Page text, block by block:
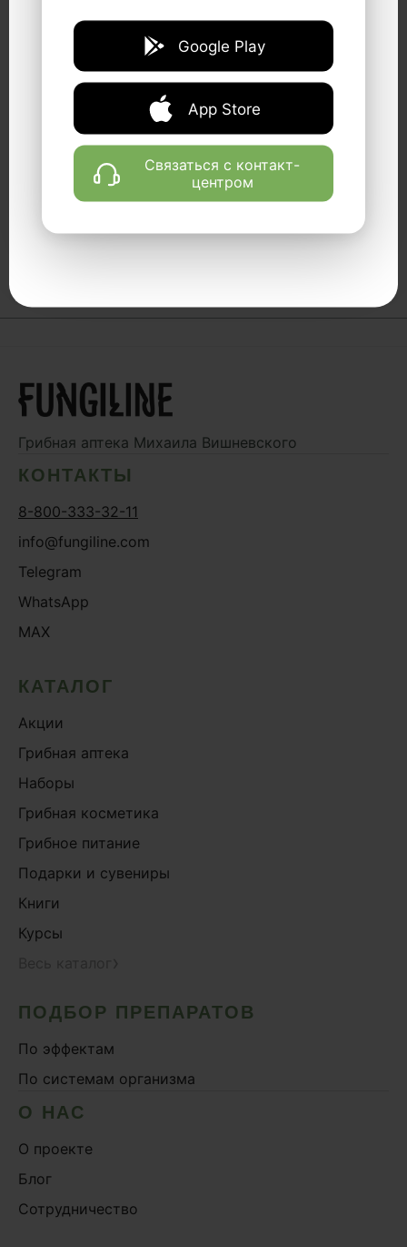
Google Play
App Store
Связаться с контакт-
центром
Евгений
Нужен размер XXL. У нас в стране еще не все
люди применяют Мухоморный Микродозинг с
целью снижения веса. В этом смысле, ММ имеет
огромные перспективы. Я купил XL...Не налезло,
пришлось подарить. Да здравствует грибной
мерч от М. Вишневского с размерами XXL !!!
Грибная аптека Михаила Вишневского
КОНТАКТЫ
8-800-333-32-11
info@fungiline.com
Telegram
WhatsApp
MAX
КАТАЛОГ
Акции
Грибная аптека
Наборы
Грибная косметика
Грибное питание
Подарки и сувениры
Книги
Курсы
ПОДБОР ПРЕПАРАТОВ
По эффектам
По системам организма
О НАС
О проекте
Блог
Сотрудничество